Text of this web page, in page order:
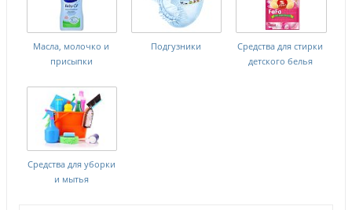
Масла, молочко и
присыпки
Подгузники
Средства для стирки
детского белья
Средства для уборки
и мытья